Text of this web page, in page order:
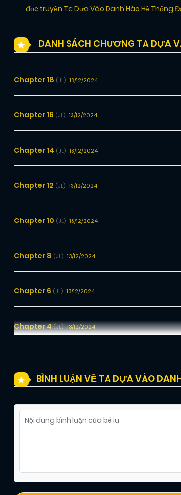
đọc truyện Ta Dựa Vào Danh Hào Hệ Thống
DANH SÁCH CHƯƠNG TA DỰA
Chapter 18 (JL) 13/12/2024
Chapter 16 (JL) 13/12/2024
Chapter 14 (JL) 13/12/2024
Chapter 12 (JL) 13/12/2024
Chapter 10 (JL) 13/12/2024
Chapter 8 (JL) 13/12/2024
Chapter 6 (JL) 13/12/2024
Chapter 4(JL) 13/12/2024
BÌNH LUẬN VỀ TA DỰA VÀO